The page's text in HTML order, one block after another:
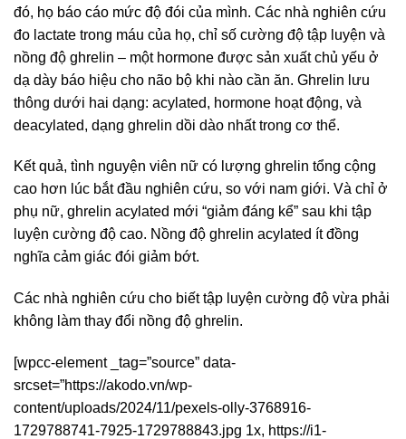
đó, họ báo cáo mức độ đói của mình. Các nhà nghiên cứu
đo lactate trong máu của họ, chỉ số cường độ tập luyện và
nồng độ ghrelin – một hormone được sản xuất chủ yếu ở
dạ dày báo hiệu cho não bộ khi nào cần ăn. Ghrelin lưu
thông dưới hai dạng: acylated, hormone hoạt động, và
deacylated, dạng ghrelin dồi dào nhất trong cơ thể.
Kết quả, tình nguyện viên nữ có lượng ghrelin tổng cộng
cao hơn lúc bắt đầu nghiên cứu, so với nam giới. Và chỉ ở
phụ nữ, ghrelin acylated mới “giảm đáng kể” sau khi tập
luyện cường độ cao. Nồng độ ghrelin acylated ít đồng
nghĩa cảm giác đói giảm bớt.
Các nhà nghiên cứu cho biết tập luyện cường độ vừa phải
không làm thay đổi nồng độ ghrelin.
[wpcc-element _tag=”source” data-
srcset=”https://akodo.vn/wp-
content/uploads/2024/11/pexels-olly-3768916-
1729788741-7925-1729788843.jpg 1x, https://i1-